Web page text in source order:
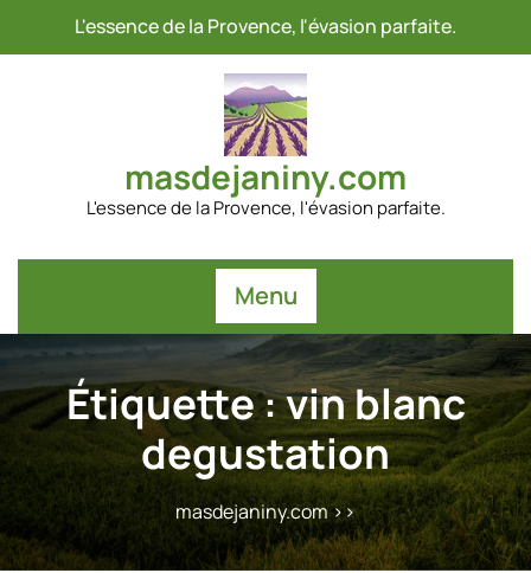
L'essence de la Provence, l'évasion parfaite.
masdejaniny.com
L'essence de la Provence, l'évasion parfaite.
Menu
Étiquette :vin blanc
degustation
masdejaniny.com>>